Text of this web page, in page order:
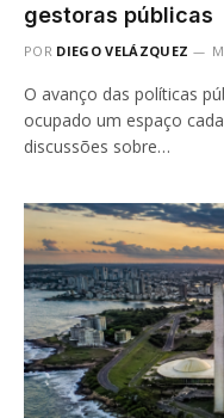
gestoras públicas
POR DIEGO VELÁZQUEZ
O avanço das políticas
ocupado um espaço
discussões sobre…